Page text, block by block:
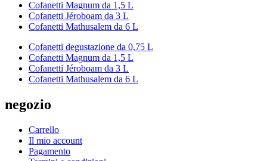
Cofanetti Magnum da 1,5 L
Cofanetti Jéroboam da 3 L
Cofanetti Mathusalem da 6 L
Cofanetti degustazione da 0,75 L
Cofanetti Magnum da 1,5 L
Cofanetti Jéroboam da 3 L
Cofanetti Mathusalem da 6 L
negozio
Carrello
Il mio account
Pagamento